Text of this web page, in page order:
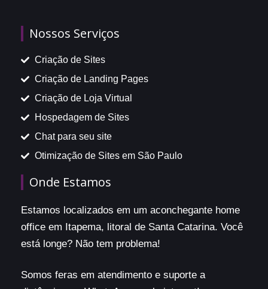
Nossos Serviços
Criação de Sites
Criação de Landing Pages
Criação de Loja Virtual
Hospedagem de Sites
Chat para seu site
Otimização de Sites em São Paulo
Onde Estamos
Estamos localizados em um aconchegante home
office em Itapema, litoral de Santa Catarina. Você
está longe? Não tem problema!
Somos feras em atendimento e suporte a